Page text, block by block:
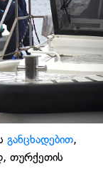
განცხადებით,
თურქეთის